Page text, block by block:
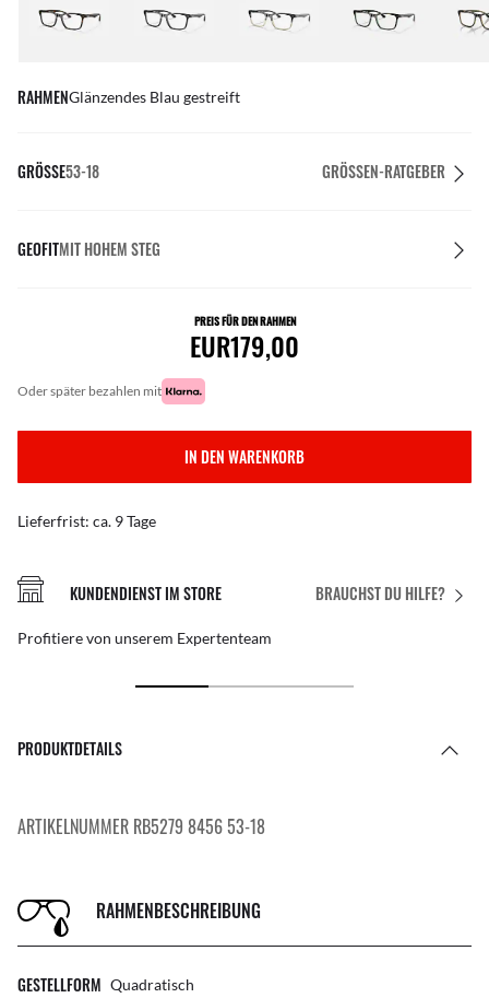
RAHMENGlänzendes Blau gestreift
GRÖSSE53-18 GRÖSSEN-RATGEBER
GEOFITMIT HOHEM STEG
PREIS FÜR DEN RAHMEN
EUR179,00
oder später bezahlen mit
IN DEN WARENKORB
Lieferfrist: ca. 9 Tage
BRAUCHST DU HILFE?
KUNDENDIENST IM STORE
Profitiere von unserem Expertenteam
PRODUKTDETAILS
ARTIKELNUMMER RB5279 8456 53-18
RAHMENBESCHREIBUNG
GESTELLFORM Quadratisch